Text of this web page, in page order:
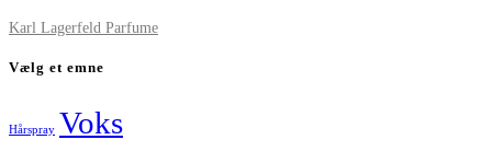
Karl Lagerfeld Parfume
Vælg et emne
Hårspray Voks